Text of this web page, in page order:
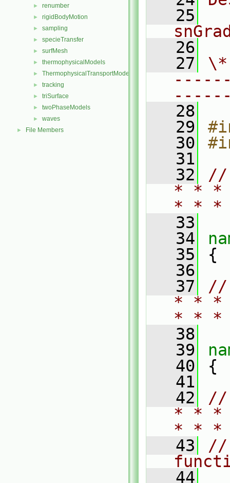
► renumber
► rigidBodyMotion
► sampling
► specieTransfer
► surfMesh
► thermophysicalModels
► ThermophysicalTransportModels
► tracking
► triSurface
► twoPhaseModels
► waves
► File Members
   25
   26
   27
   28
   29
   30
   31
   32
//
* * *
* *
   33
   34
   35
{
   36
   37
//
* * *
* *
   38
   39
   40
{
   41
   42
//
* * *
* *
   43
//
   44